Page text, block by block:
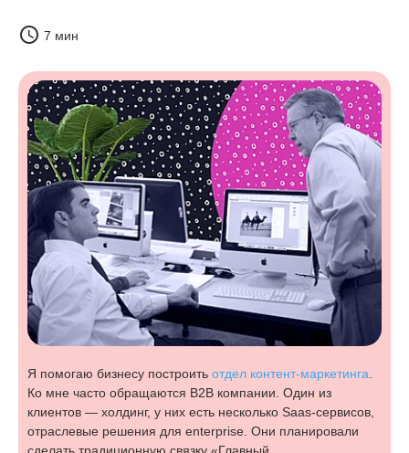
schedule 7 мин
Я помогаю бизнесу построить отдел контент-маркетинга
Ко мне часто обращаются В2В компании. Один из
клиентов — холдинг, у них есть несколько Saas-сервисов,
отраслевые решения для enterprise. Они планировали